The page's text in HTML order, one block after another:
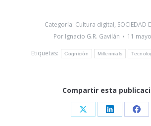
Categoría: Cultura digital, SOCIEDAD
Por Ignacio G.R. Gavilán
11
Etiquetas:
Cognición Millennials
Compartir esta
Share Share